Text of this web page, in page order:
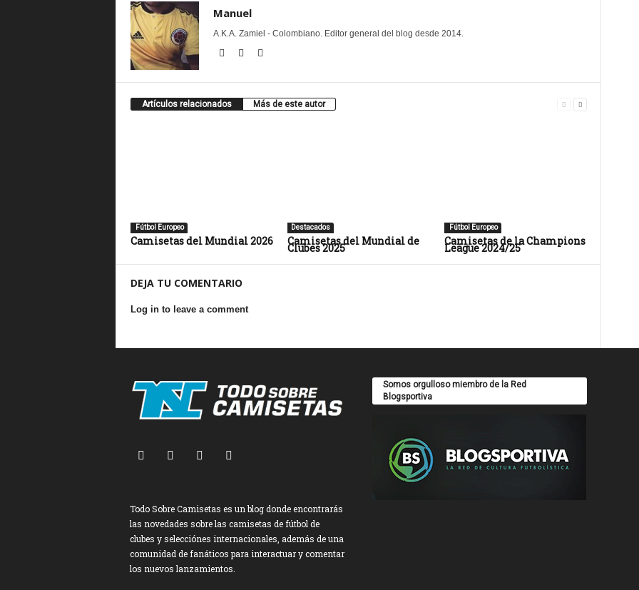
Manuel
A.K.A. Zamiel - Colombiano. Editor general del blog desde 2014.
Artículos relacionados Más de este autor
Fútbol Europeo
Camisetas del Mundial 2026
Destacados
Camisetas del Mundial de
Clubes 2025
Fútbol Europeo
Camisetas de la Champions
League 2024/25
DEJA TU COMENTARIO
Log in to leave a comment
Todo Sobre Camisetas es un blog donde encontrarás
las novedades sobre las camisetas de fútbol de
clubes y selecciónes internacionales, además de una
comunidad de fanáticos para interactuar y comentar
los nuevos lanzamientos.
Somos orgulloso miembro de la Red
Blogsportiva